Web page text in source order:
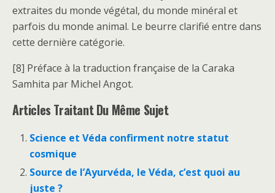
extraites du monde végétal, du monde minéral et
parfois du monde animal. Le beurre clarifié entre dans
cette dernière catégorie.
[8] Préface à la traduction française de la Caraka
Samhita par Michel Angot.
Articles Traitant Du Même Sujet
Science et Véda confirment notre statut
cosmique
Source de l’Ayurvéda, le Véda, c’est quoi au
juste ?